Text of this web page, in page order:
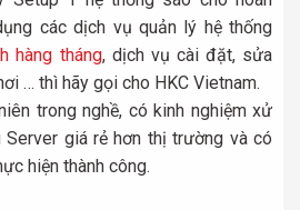
các dịch vụ quản lý hệ thống
hàng tháng, dịch vụ cài đặt, sửa
… thì hãy gọi cho HKC Vietnam.
trong nghề, có kinh nghiệm xử
Server giá rẻ hơn thị trường và có
hiện thành công.